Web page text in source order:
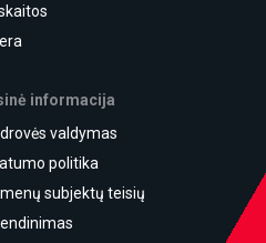
informacija
valdymas
politika
subjektų teisių